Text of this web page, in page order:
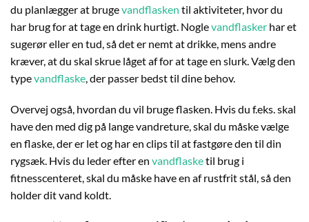
du planlægger at brugevandflasken til aktiviteter, hvor du
har brug for at tage en drink hurtigt. Noglevandflasker har et
sugerør eller en tud, så det er nemt at drikke, mens andre
kræver, at du skal skrue låget af for at tage en slurk. Vælg den
typevandflaske , der passer bedst til dine behov.
Overvej også, hvordan du vil bruge flasken. Hvis du f.eks. skal
have den med dig på lange vandreture, skal du måske vælge
en flaske, der er let og har en clips til at fastgøre den til din
rygsæk. Hvis du leder efter en vandflasketil brug i
fitnesscenteret, skal du måske have en af rustfrit stål, så den
holder dit vand koldt.